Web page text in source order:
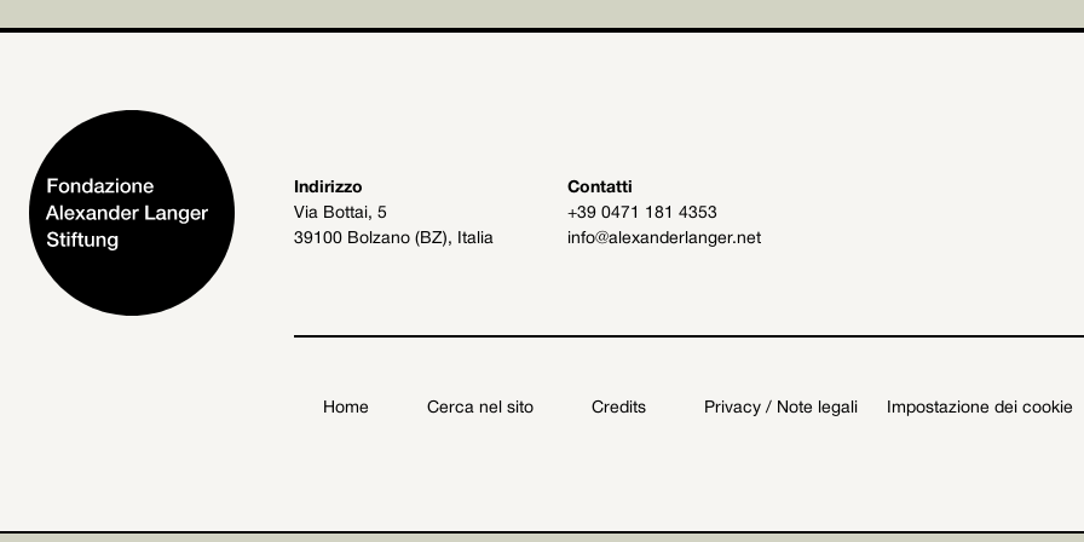
Indirizzo
Via Bottai, 5
39100 Bolzano (BZ), Italia
Contatti
+39 0471 181 4353
info@alexanderlanger.net
Home Cerca nel sito Credits Privacy / Note legali Impostazione dei cookie